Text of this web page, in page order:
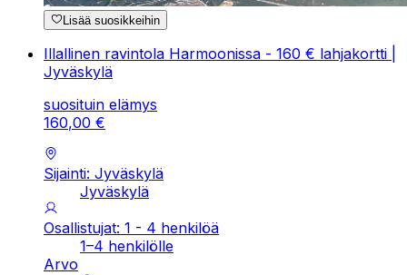
Lisää suosikkeihin
Illallinen ravintola Harmoonissa - 160 € lahjakortti |
Jyväskylä
suosituin elämys
160,00 €
Sijainti: Jyväskylä
Jyväskylä
Osallistujat: 1 - 4 henkilöä
1–4 henkilölle
Arvo